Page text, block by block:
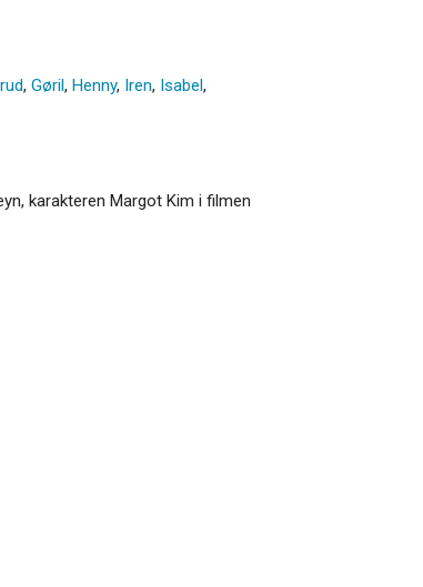
, Gøril, Henny, Iren, Isabel,
karakteren Margot Kim i filmen